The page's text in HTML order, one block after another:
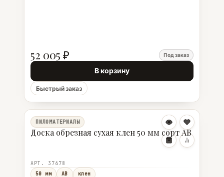
52 005 ₽ Под заказ
В корзину
Быстрый заказ
ПИЛОМАТЕРИАЛЫ
Доска обрезная сухая клен 50 мм сорт АВ
АРТ. 37678
50 мм
АВ клен